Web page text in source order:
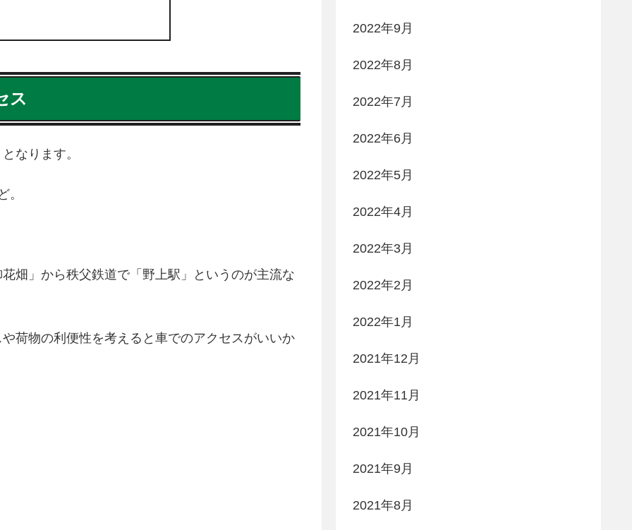
ス
なります。
。
畑」から秩父鉄道で「野上駅」というのが主流な
荷物の利便性を考えると車でのアクセスがいいか
2022年9月
2022年8月
2022年7月
2022年6月
2022年5月
2022年4月
2022年3月
2022年2月
2022年1月
2021年12月
2021年11月
2021年10月
2021年9月
2021年8月